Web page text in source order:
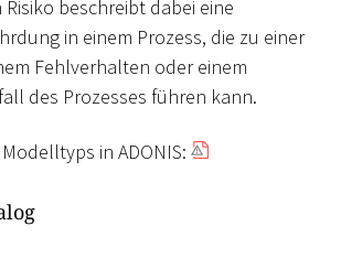
Risiko beschreibt dabei eine
in einem Prozess, die zu einer
Fehlverhalten oder einem
des Prozesses führen kann.
in ADONIS: